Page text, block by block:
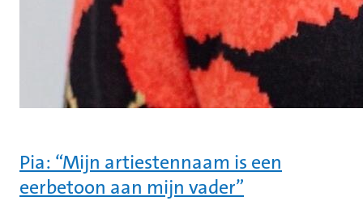
Pia: “Mijn artiestennaam is een
eerbetoon aan mijn vader”